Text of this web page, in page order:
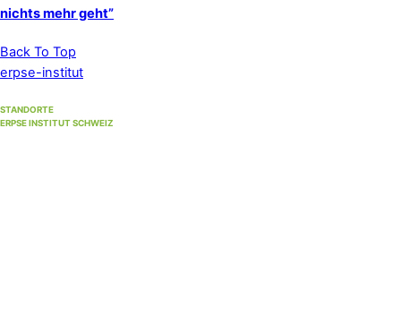
nichts mehr geht”
Back To Top
erpse-institut
STANDORTE
ERPSE INSTITUT SCHWEIZ